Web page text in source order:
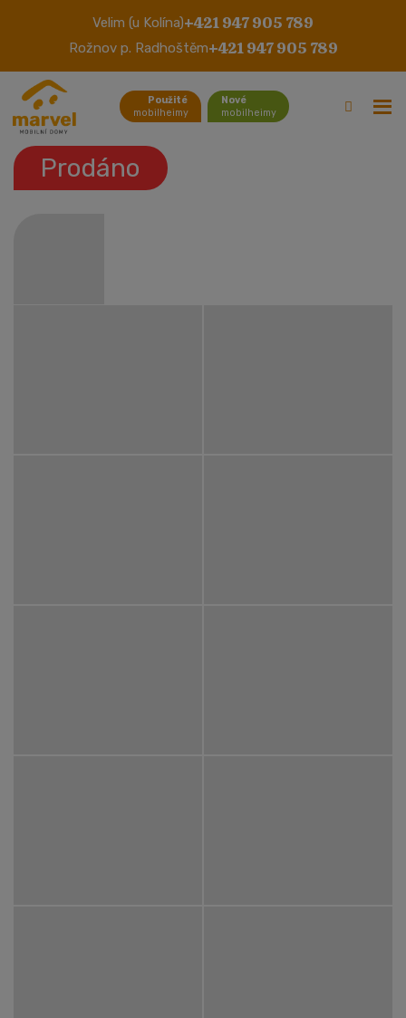
Velim (u Kolína)+421 947 905 789
Rožnov p. Radhoštěm+421 947 905 789
Použité
mobilheimy
Nové
mobilheimy
Delta Phoenix 3
Prodáno